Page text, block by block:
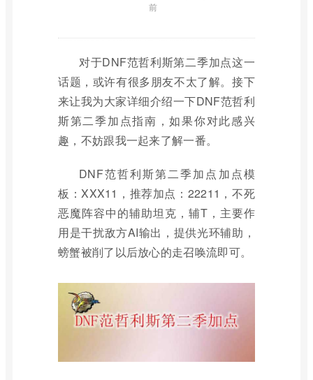
前
对于DNF范哲利斯第二季加点这一
话题，或许有很多朋友不太了解。接下
来让我为大家详细介绍一下DNF范哲利
斯第二季加点指南，如果你对此感兴
趣，不妨跟我一起来了解一番。
DNF范哲利斯第二季加点加点模
板：XXX11，推荐加点：22211，不死
恶魔阵容中的辅助坦克，辅T，主要作
用是干扰敌方AI输出，提供光环辅助，
螃蟹被削了以后放心的走召唤流即可。